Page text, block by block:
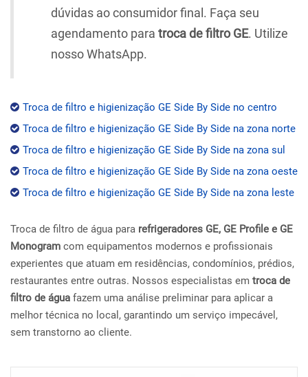
dúvidas ao consumidor final. Faça seu
agendamento para troca de filtro GE. Utilize
nosso WhatsApp.
Troca de filtro e higienização GE Side By Side no centro
Troca de filtro e higienização GE Side By Side na zona norte
Troca de filtro e higienização GE Side By Side na zona sul
Troca de filtro e higienização GE Side By Side na zona oeste
Troca de filtro e higienização GE Side By Side na zona leste
Troca de filtro de água para refrigeradores GE, GE Profile e GE
Monogram com equipamentos modernos e profissionais
experientes que atuam em residências, condomínios, prédios,
restaurantes entre outras. Nossos especialistas em troca de
filtro de água fazem uma análise preliminar para aplicar a
melhor técnica no local, garantindo um serviço impecável,
sem transtorno ao cliente.